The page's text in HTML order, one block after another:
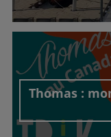
Thomas :